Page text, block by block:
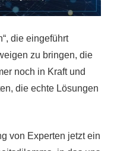
die eingeführt
zu bringen, die
noch in Kraft und
die echte Lösungen
von Experten jetzt ein